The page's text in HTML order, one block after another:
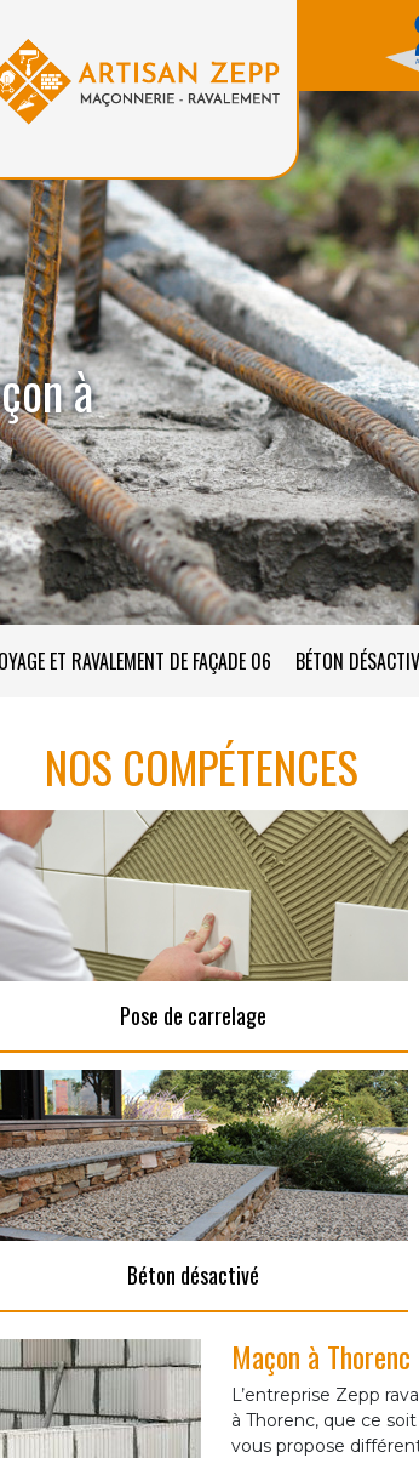
à
ET RAVALEMENT DE FAÇADE 06 BÉTON
NOS COMPÉTENCES
Pose de carrelage
Béton désactivé
Maçon à
L’entreprise Zepp
à Thorenc, que ce
vous propose